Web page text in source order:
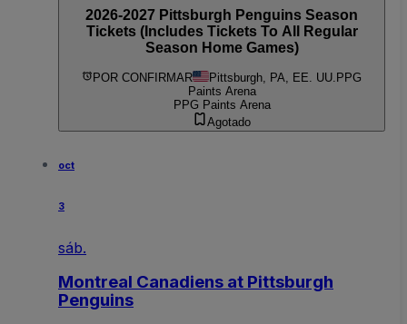
2026-2027 Pittsburgh Penguins Season
Tickets (Includes Tickets To All Regular
Season Home Games)
POR CONFIRMAR Pittsburgh, PA, EE. UU. PPG
Paints Arena
PPG Paints Arena
Agotado
oct
3
sáb.
Montreal Canadiens at Pittsburgh
Penguins